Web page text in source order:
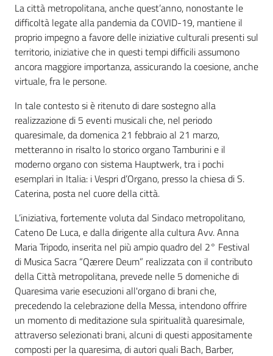
La città metropolitana, anche quest’anno, nonostante le
difficoltà legate alla pandemia da COVID-19, mantiene il
proprio impegno a favore delle iniziative culturali presenti sul
territorio, iniziative che in questi tempi difficili assumono
ancora maggiore importanza, assicurando la coesione, anche
virtuale, fra le persone.
In tale contesto si è ritenuto di dare sostegno alla
realizzazione di 5 eventi musicali che, nel periodo
quaresimale, da domenica 21 febbraio al 21 marzo,
metteranno in risalto lo storico organo Tamburini e il
moderno organo con sistema Hauptwerk, tra i pochi
esemplari in Italia: i Vespri d’Organo, presso la chiesa di S.
Caterina, posta nel cuore della città.
L’iniziativa, fortemente voluta dal Sindaco metropolitano,
Cateno De Luca, e dalla dirigente alla cultura Avv. Anna
Maria Tripodo, inserita nel più ampio quadro del 2° Festival
di Musica Sacra “Qærere Deum” realizzata con il contributo
della Città metropolitana, prevede nelle 5 domeniche di
Quaresima varie esecuzioni all'organo di brani che,
precedendo la celebrazione della Messa, intendono offrire
un momento di meditazione sula spiritualità quaresimale,
attraverso selezionati brani, alcuni di questi appositamente
composti per la quaresima, di autori quali Bach, Barber,